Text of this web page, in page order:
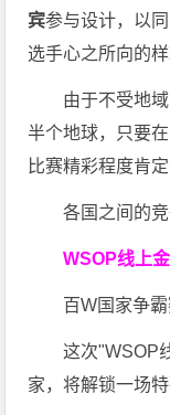
宾参与设计，以
选手心之所向的样
由于不受地
半个地球，只要
比赛精彩程度肯
各国之间的
WSOP线上
百W国家争
这次"WSOP
家，将解锁一场